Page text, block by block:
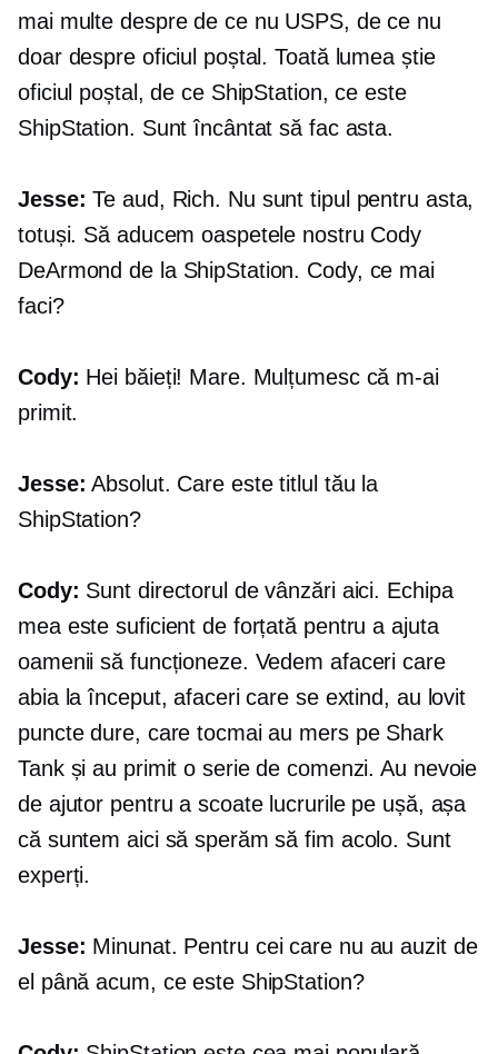
mai multe despre de ce nu USPS, de ce nu
doar despre oficiul poștal. Toată lumea știe
oficiul poștal, de ce ShipStation, ce este
ShipStation. Sunt încântat să fac asta.
Jesse: Te aud, Rich. Nu sunt tipul pentru asta,
totuși. Să aducem oaspetele nostru Cody
DeArmond de la ShipStation. Cody, ce mai
faci?
Cody: Hei băieți! Mare. Mulțumesc că m-ai
primit.
Jesse: Absolut. Care este titlul tău la
ShipStation?
Cody: Sunt directorul de vânzări aici. Echipa
mea este suficient de forțată pentru a ajuta
oamenii să funcționeze. Vedem afaceri care
abia la început, afaceri care se extind, au lovit
puncte dure, care tocmai au mers pe Shark
Tank și au primit o serie de comenzi. Au nevoie
de ajutor pentru a scoate lucrurile pe ușă, așa
că suntem aici să sperăm să fim acolo. Sunt
experți.
Jesse: Minunat. Pentru cei care nu au auzit de
el până acum, ce este ShipStation?